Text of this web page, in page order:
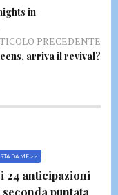
in
PRECEDENTE
arriva il revival?
DA ME >>
24 anticipazioni
puntata